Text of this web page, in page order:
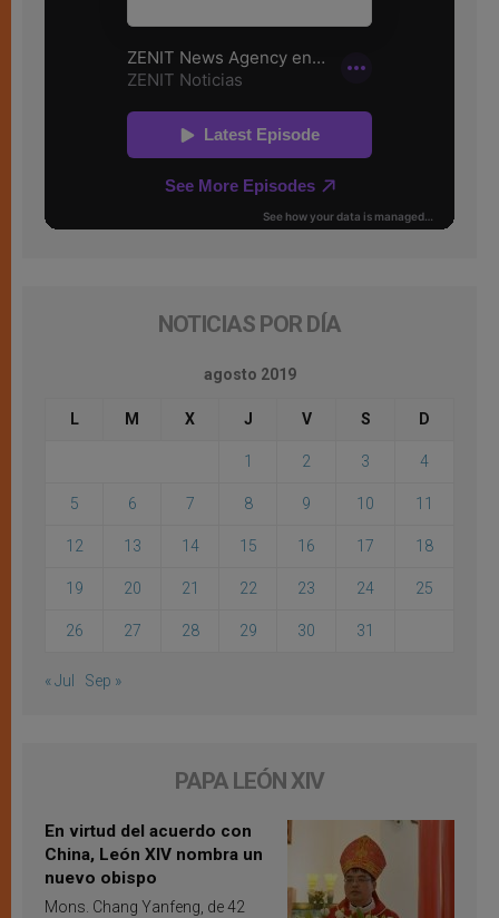
NOTICIAS POR DÍA
agosto 2019
L M X J V S D
1 2 3 4
5 6 7 8 9 10 11
12 13 14 15 16 17 18
19 20 21 22 23 24 25
26 27 28 29 30 31
« Jul Sep »
PAPA LEÓN XIV
En virtud del acuerdo con
China, León XIV nombra un
nuevo obispo
Mons. Chang Yanfeng, de 42